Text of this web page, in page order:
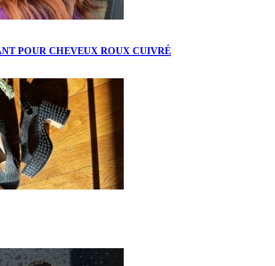
POUR CHEVEUX ROUX CUIVRÉ